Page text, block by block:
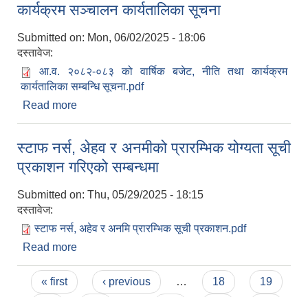
कार्यक्रम सञ्चालन कार्यतालिका सूचना
Submitted on: Mon, 06/02/2025 - 18:06
दस्तावेज:
आ.व. २०८२-०८३ को वार्षिक बजेट, नीति तथा कार्यक्रम
कार्यतालिका सम्बन्धि सूचना.pdf
Read more
स्टाफ नर्स, अेहव र अनमीको प्रारम्भिक योग्यता सूची
प्रकाशन गरिएको सम्बन्धमा
Submitted on: Thu, 05/29/2025 - 18:15
दस्तावेज:
स्टाफ नर्स, अहेव र अनमि प्रारम्भिक सूची प्रकाशन.pdf
Read more
Pages
« first ‹ previous … 18
19